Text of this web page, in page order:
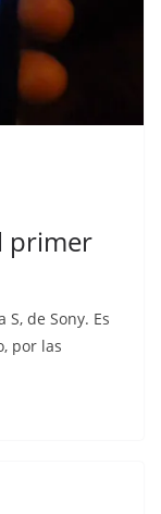
primer
de Sony. Es
por las